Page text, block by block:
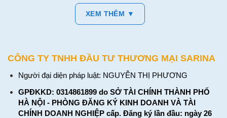
XEM THÊM ▼
CÔNG TY TNHH ĐẦU TƯ THƯƠNG MẠI SARINA
Người đại diện pháp luật: NGUYỄN THỊ PHƯƠNG
GPĐKKD: 0314861899 do SỞ TÀI CHÍNH THÀNH PHỐ
HÀ NỘI - PHÒNG ĐĂNG KÝ KINH DOANH VÀ TÀI
CHÍNH DOANH NGHIỆP cấp. Đăng ký lần đầu: ngày 26